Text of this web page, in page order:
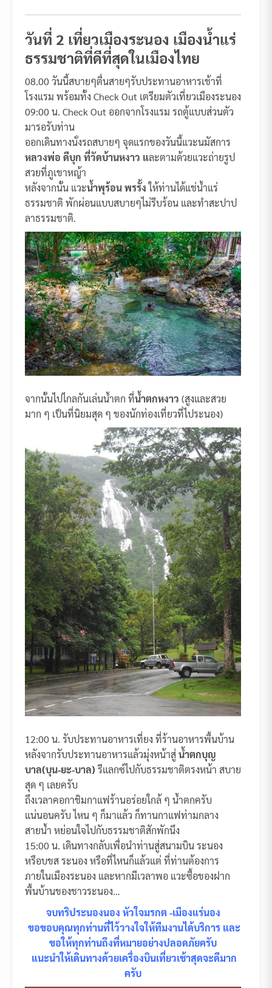
วันที่ 2 เที่ยวเมืองระนอง เมืองน้ำแร่
ธรรมชาติที่ดีที่สุดในเมืองไทย
08.00 วันนี้สบายๆตื่นสายๆรับประทานอาหารเช้าที่
โรงแรม พร้อมทั้ง Check Out เตรียมตัวเที่ยวเมืองระนอง
09:00 น. Check Out ออกจากโรงแรม รถตู้แบบส่วนตัว
มารอรับท่าน
ออกเดินทางนั่งรถสบายๆ จุดแรกของวันนี้แวะนมัสการ
หลวงพ่อ ดีบุก ที่วัดบ้านหงาว และตามด้วยแวะถ่ายรูป
สวยที่ภูเขาหญ้า
หลังจากนั้น แวะน้ำพุร้อน พรรั้งให้ท่านได้แช่น้ำแร่
ธรรมชาติ พักผ่อนแบบสบายๆไม่รีบร้อน และทำสะปาป
ลาธรรมชาติ.
จากนั้นไปไกลกันเล่นน้ำตก ที่น้ำตกหงาว (สูงและสวย
มาก ๆ เป็นที่นิยมสุด ๆ ของนักท่องเที่ยวที่ไประนอง)
12:00 น. รับประทานอาหารเที่ยง ที่ร้านอาหารพื้นบ้าน
หลังจากรับประทานอาหารแล้วมุ่งหน้าสู่น้ำตกบุญ
บาล(บุน-ยะ-บาล)รีแลกซ์ไปกับธรรมชาติตรงหน้า สบาย
สุด ๆ เลยครับ
ถึงเวลาคอกาชิมกาแฟร้านอร่อยใกล้ ๆ น้ำตกครับ
แน่นอนครับ ไหน ๆ ก็มาแล้ว ก็ทานกาแฟท่ามกลาง
สายน้ำ หย่อนใจไปกับธรรมชาติสักพักนึง
15:00 น. เดินทางกลับเพื่อนำท่านสู่สนามบิน ระนอง
หรือบขส ระนอง หรือที่ไหนก็แล้วแต่ ที่ท่านต้องการ
ภายในเมืองระนอง และหากมีเวลาพอ แวะซื้อของฝาก
พื้นบ้านของชาวระนอง…
จบทริประนองนอง หัวใจมรกต -เมืองแร่นอง
ขอขอบคุณทุกท่านที่ไว้วางใจให้ทีมงานได้บริการ และ
ขอให้ทุกท่านถึงที่หมายอย่างปลอดภัยครับ
แนะนำให้เดินทางด้วยเครื่องบินเที่ยวเช้าสุดจะดีมาก
ครับ